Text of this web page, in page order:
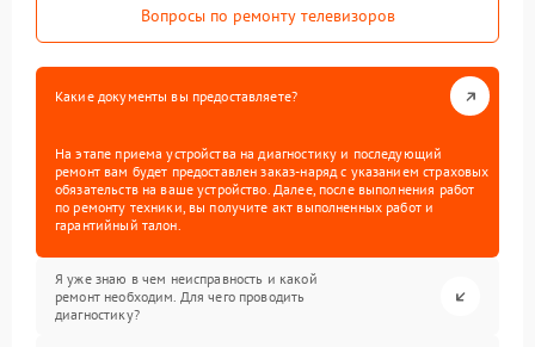
Вопросы по ремонту телевизоров
Какие документы вы предоставляете?
На этапе приема устройства на диагностику и последующий
ремонт вам будет предоставлен заказ-наряд с указанием страховых
обязательств на ваше устройство. Далее, после выполнения работ
по ремонту техники, вы получите акт выполненных работ и
гарантийный талон.
Я уже знаю в чем неисправность и какой
ремонт необходим. Для чего проводить
диагностику?